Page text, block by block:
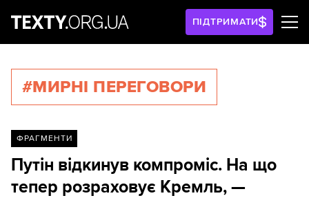
ПІДТРИМАТИ
#МИРНІ ПЕРЕГОВОРИ
ФРАГМЕНТИ
Путін відкинув компроміс. На що
тепер розраховує Кремль, —